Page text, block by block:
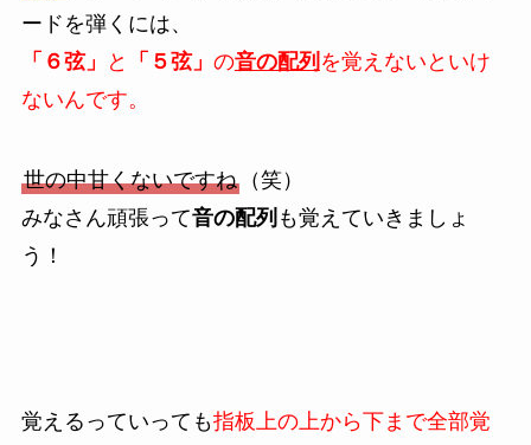
ードを弾くには、
「６弦」
と 「５弦」 の音の配列 を覚えないといけ
ないんです。
世の中甘くないですね（笑）
みなさん頑張って音の配列 も覚えていきましょ
う！
覚えるっていっても指板上の上から下まで全部覚